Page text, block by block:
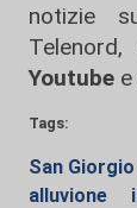
notizie
Telenord,
Youtube
Tags:
San
alluvione